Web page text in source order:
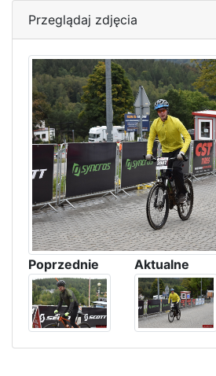
Przeglądaj zdjęcia
Poprzednie Aktualne